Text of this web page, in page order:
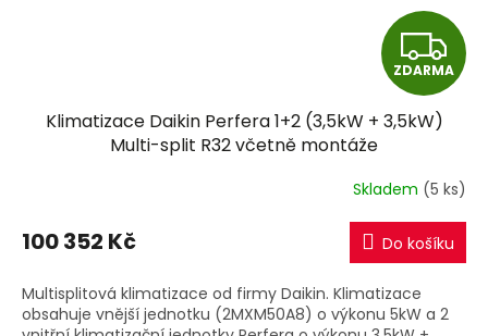
Z
D
R
M
A
ZDARMA
Klimatizace Daikin Perfera 1+2 (3,5kW + 3,5kW)
Multi-split R32 včetně montáže
Skladem (5 ks)
100 352 Kč Do košíku
Multisplitová klimatizace od firmy Daikin. Klimatizace
obsahuje vnější jednotku (2MXM50A8) o výkonu 5kW a 2